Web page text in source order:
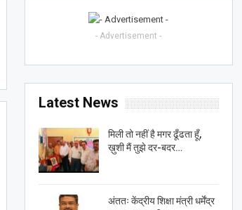
- Advertisement -
Latest News
मिली तो नहीं है मगर ढूँढता हूँ,
ख़ुशी मैं तुझे दर-बदर…
अंततः केंद्रीय शिक्षा मंत्री धर्मेंद्र